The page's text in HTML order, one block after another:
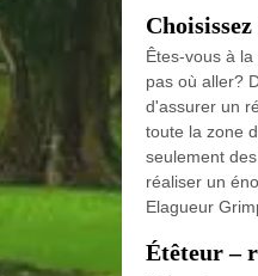
Êtes-vous à
pas où aller?
d'assurer un
toute la zone
seulement
réaliser un
Elagueur
Étêteur –